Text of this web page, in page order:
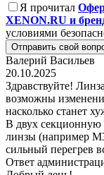
Я прочитал
XENON.RU и
условиями
Отправить свой
Валерий Васильев
20.10.2025
Здравствуйте!
возможны
насколько станет
В двух
линзы (например
сильный перегрев
Ответ